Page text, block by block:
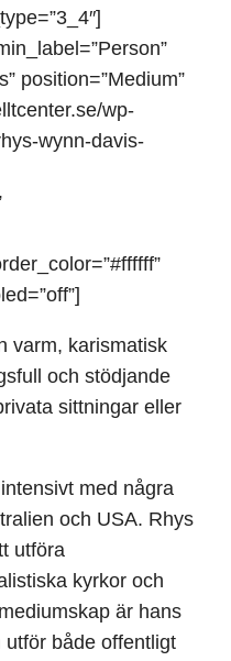
position=”Medium”
wp-
wynn-davis-
varm, karismatisk
och stödjande
sittningar eller
med några
och USA. Rhys
utföra
kyrkor och
är hans
både offentligt